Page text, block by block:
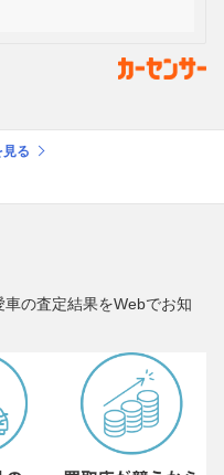
る
車の査定結果をWebでお知